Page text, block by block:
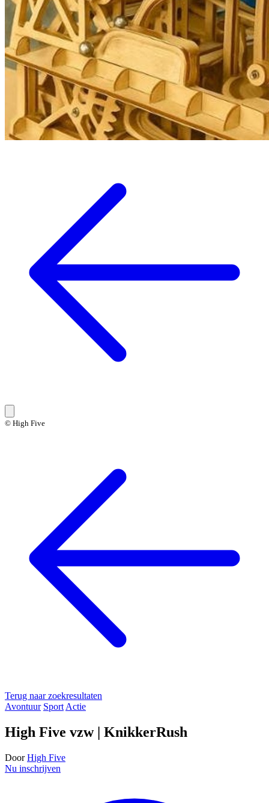
© High Five
Terug naar zoekresultaten
Avontuur Sport Actie
High Five vzw | KnikkerRush
Door High Five
Nu inschrijven